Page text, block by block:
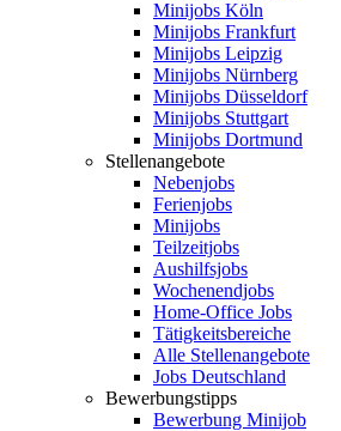
Minijobs Köln
Minijobs Frankfurt
Minijobs Leipzig
Minijobs Nürnberg
Minijobs Düsseldorf
Minijobs Stuttgart
Minijobs Dortmund
Stellenangebote
Nebenjobs
Ferienjobs
Minijobs
Teilzeitjobs
Aushilfsjobs
Wochenendjobs
Home-Office Jobs
Tätigkeitsbereiche
Alle Stellenangebote
Jobs Deutschland
Bewerbungstipps
Bewerbung Minijob